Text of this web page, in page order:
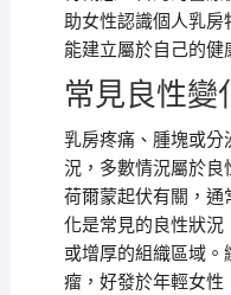
助女性認識個人乳房
能建立屬於自己的健
常見良性變
乳房疼痛、腫塊或分
況，多數情況屬於良
荷爾蒙起伏有關，通
化是常見的良性狀況
或增厚的組織區域
瘤，好發於年輕女性